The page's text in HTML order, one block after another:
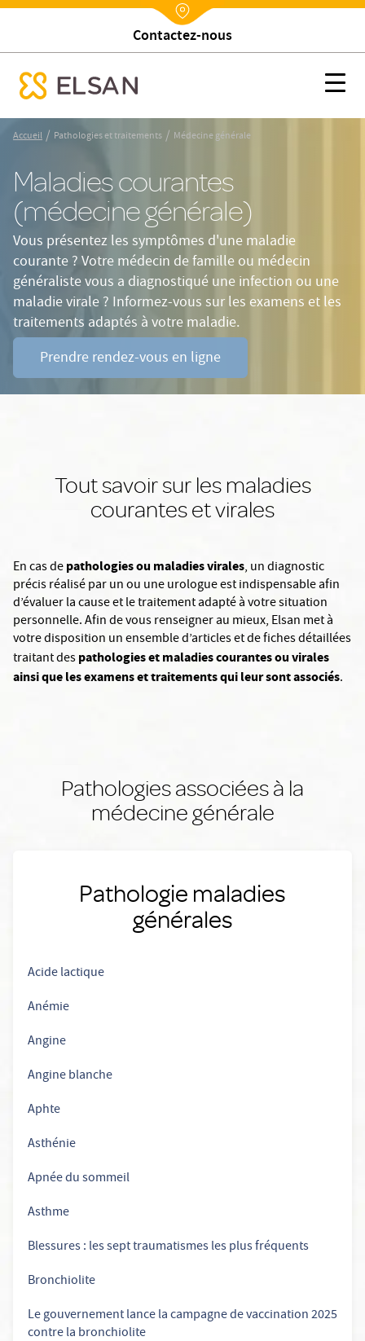
Nx:Aller
contenu
principal
Nx:Annuaire
Contactez-nous
Médecine générale
menu mobile
Accueil / Pathologies et traitements / Médecine générale
Maladies courantes
(médecine générale)
Vous présentez les symptômes d'une maladie
courante ? Votre médecin de famille ou médecin
généraliste vous a diagnostiqué une infection ou une
maladie virale ? Informez-vous sur les examens et les
traitements adaptés à votre maladie.
Prendre rendez-vous en ligne
Tout savoir sur les maladies
courantes et virales
En cas depathologies ou maladies virales, un diagnostic
précis réalisé par un ou une urologue est indispensable afin
d’évaluer la cause et le traitement adapté à votre situation
personnelle. Afin de vous renseigner au mieux, Elsan met à
votre disposition un ensemble d’articles et de fiches détaillées
traitant despathologies et maladies courantes ou virales
ainsi que les examens et traitements qui leur sont associés.
Pathologies associées à la
médecine générale
Pathologie maladies
générales
Acide lactique
Anémie
Angine
Angine blanche
Aphte
Asthénie
Apnée du sommeil
Asthme
Blessures : les sept traumatismes les plus fréquents
Bronchiolite
Le gouvernement lance la campagne de vaccination 2025
contre la bronchiolite